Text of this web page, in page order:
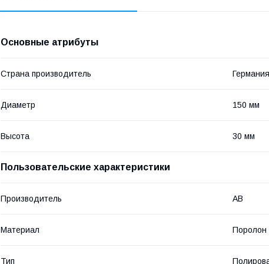
Основные атрибуты
Страна производитель Германия
Диаметр 150 мм
Высота 30 мм
Пользовательские характеристики
Производитель AB
Материал Поролон
Тип